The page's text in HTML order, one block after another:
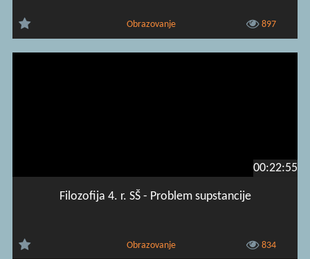
Obrazovanje 897
00:22:55
Filozofija 4. r. SŠ - Problem supstancije
Obrazovanje 834